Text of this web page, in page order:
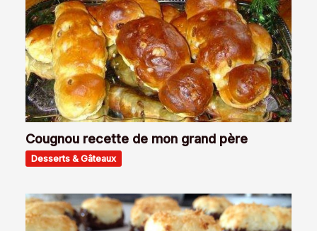
Cougnou recette de mon grand père
Desserts & Gâteaux